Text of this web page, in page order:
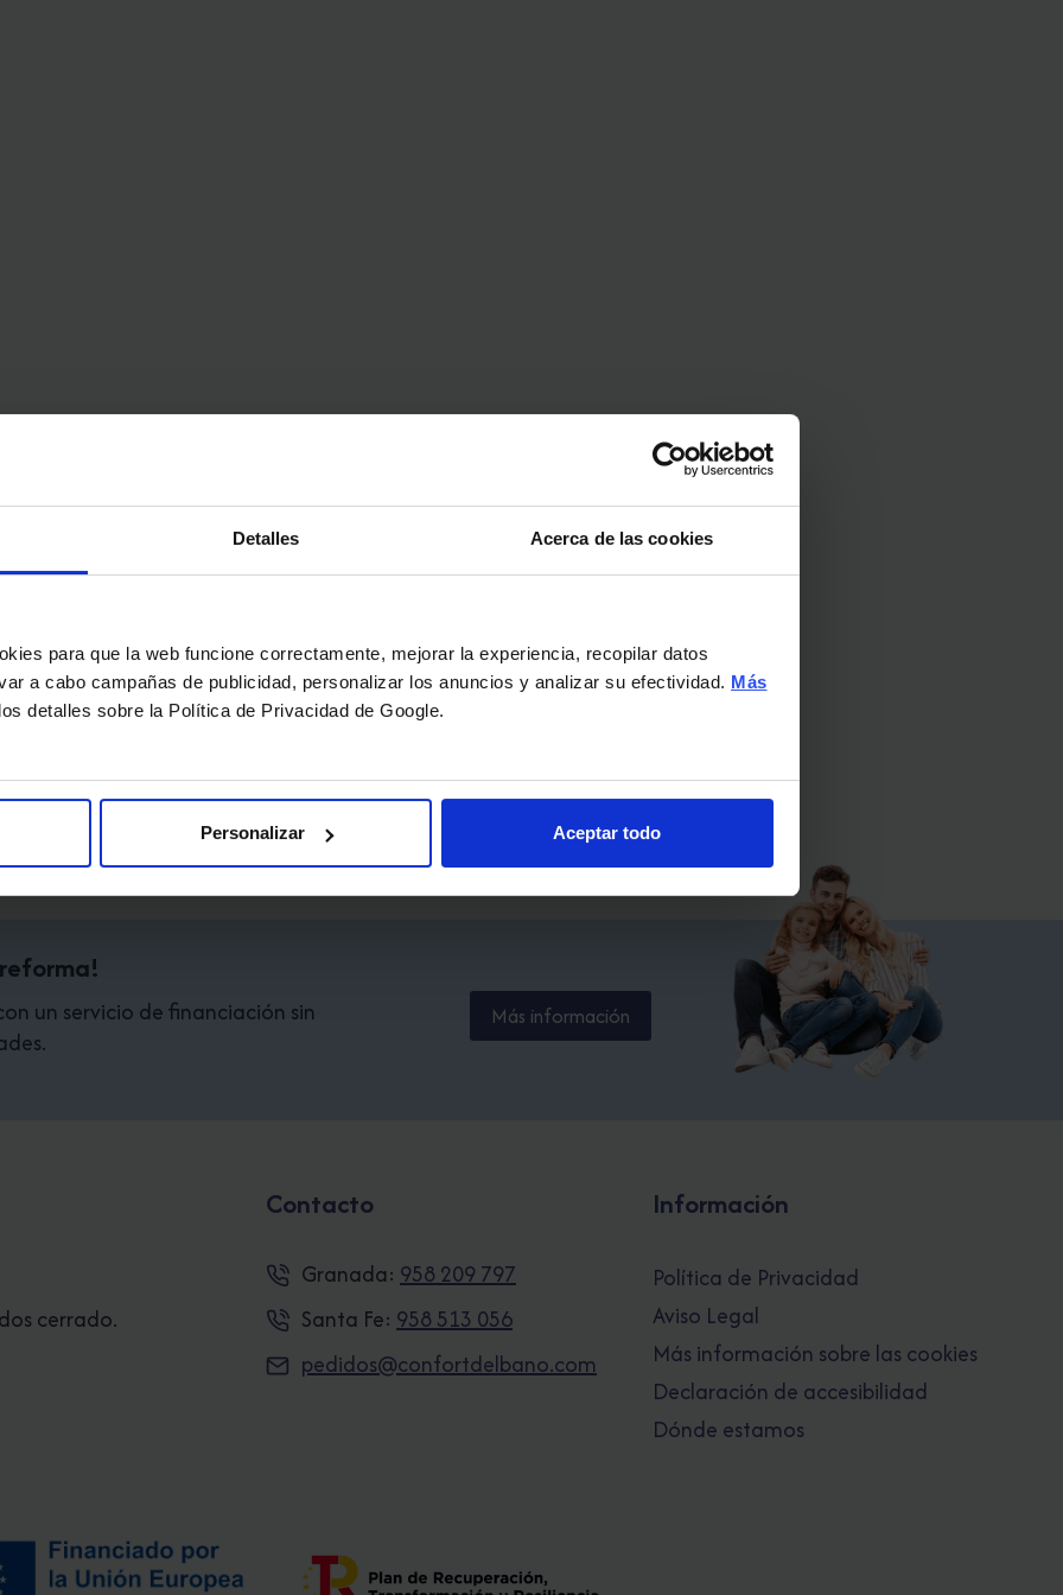
Detalles Acerca de las cookies
para que la web funcione correctamente, mejorar la experiencia, recopilar datos
a cabo campañas de publicidad, personalizar los anuncios y analizar su efectividad. Más
detalles sobre la Política de Privacidad de Google.
Personalizar Aceptar todo
un servicio de financiación sin
Más información
cerrado.
Contacto
Granada: 958 209 797
Santa Fe: 958 513 056
pedidos@confortdelbano.com
Información
Política de Privacidad
Aviso Legal
Más información sobre las cookies
Declaración de accesibilidad
Dónde estamos